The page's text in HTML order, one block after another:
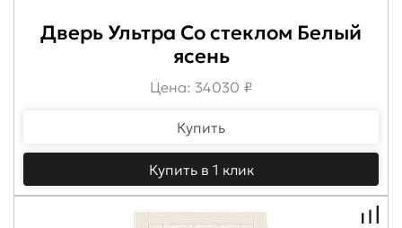
Дверь Ультра Со стеклом Белый
ясень
Цена: 34030 ₽
Купить
Купить в 1 клик